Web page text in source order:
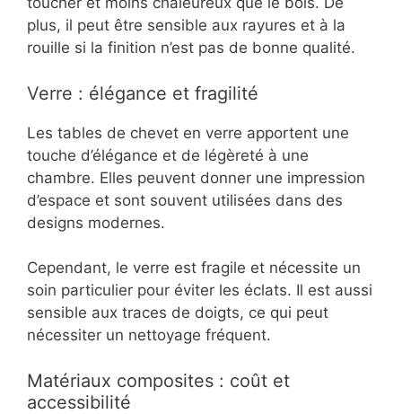
plus, il peut être sensible aux rayures et à la
rouille si la finition n’est pas de bonne qualité.
Verre : élégance et fragilité
Les tables de chevet en verre apportent une
touche d’élégance et de légèreté à une
chambre. Elles peuvent donner une impression
d’espace et sont souvent utilisées dans des
designs modernes.
Cependant, le verre est fragile et nécessite un
soin particulier pour éviter les éclats. Il est aussi
sensible aux traces de doigts, ce qui peut
nécessiter un nettoyage fréquent.
Matériaux composites : coût et
accessibilité